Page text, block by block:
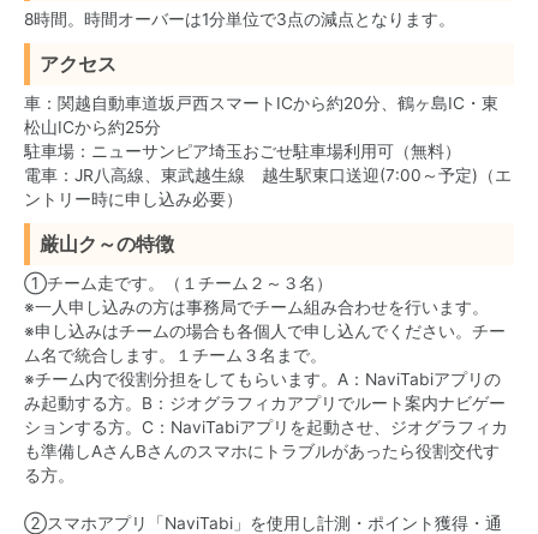
8時間。時間オーバーは1分単位で3点の減点となります。
アクセス
車：関越自動車道坂戸西スマートICから約20分、鶴ヶ島IC・東
松山ICから約25分
駐車場：ニューサンピア埼玉おごせ駐車場利用可（無料）
電車：JR八高線、東武越生線 越生駅東口送迎(7:00～予定)（エ
ントリー時に申し込み必要）
厳山ク～の特徴
①チーム走です。（１チーム２～３名）
※一人申し込みの方は事務局でチーム組み合わせを行います。
※申し込みはチームの場合も各個人で申し込んでください。チー
ム名で統合します。１チーム３名まで。
※チーム内で役割分担をしてもらいます。A：NaviTabiアプリの
み起動する方。B：ジオグラフィカアプリでルート案内ナビゲー
ションする方。C：NaviTabiアプリを起動させ、ジオグラフィカ
も準備しAさんBさんのスマホにトラブルがあったら役割交代す
る方。
②スマホアプリ「NaviTabi」を使用し計測・ポイント獲得・通